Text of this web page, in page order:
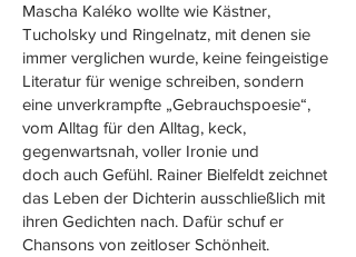
Mascha Kaléko wollte wie Kästner,
Tucholsky und Ringelnatz, mit denen sie
immer verglichen wurde, keine feingeistige
Literatur für wenige schreiben, sondern
eine unverkrampfte „Gebrauchspoesie“,
vom Alltag für den Alltag, keck,
gegenwartsnah, voller Ironie und
doch auch Gefühl. Rainer Bielfeldt zeichnet
das Leben der Dichterin ausschließlich mit
ihren Gedichten nach. Dafür schuf er
Chansons von zeitloser Schönheit.